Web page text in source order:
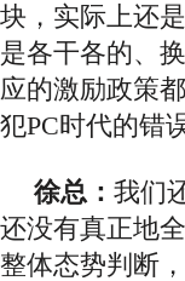
块，实际上还
是各干各的、
应的激励政策
犯PC时代的错
徐总： 我们
还没有真正地
整体态势判断